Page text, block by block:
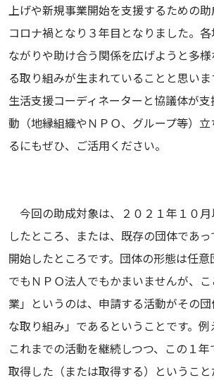
上げや新規事業開始を支援するための助
コロナ禍となり３年目となりました。
ながりや助け合う関係を広げようと多
る取り組みが生まれていることと思い
生活支援コーディネーターと協議体が
動（地縁組織やＮＰＯ、グループ等）
るにもぜひ、ご活用ください。
今回の助成対象は、２０２１年１０
したところ、または、既存の団体であ
開始したところです。団体の形態は任意
でもＮＰＯ法人でもかまいませんが、
業」というのは、申請する活動がその
な取り組み」であるということです。
これまでの活動を継続しつつ、この１
取得した（または取得する）というこ